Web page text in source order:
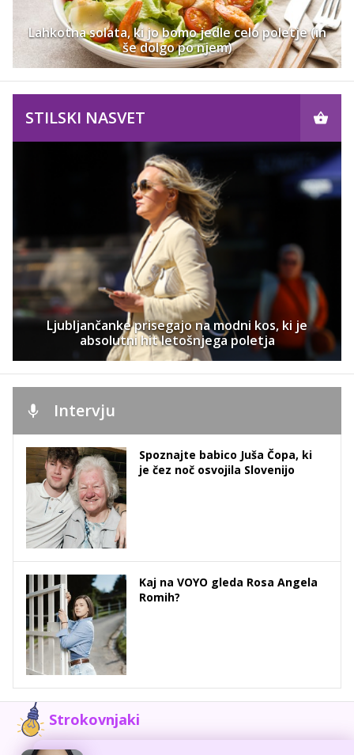
Lahkotna solata, ki jo bomo jedle celo poletje (in
še dolgo po njem)
STILSKI NASVET
Ljubljančanke prisegajo na modni kos, ki je
absolutni hit letošnjega poletja
Intervju
Spoznajte babico Juša Čopa, ki
je čez noč osvojila Slovenijo
Kaj na VOYO gleda Rosa Angela
Romih?
Strokovnjaki